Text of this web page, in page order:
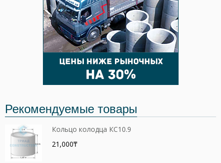
Рекомендуемые товары
Кольцо колодца КС10.9
21,000₸